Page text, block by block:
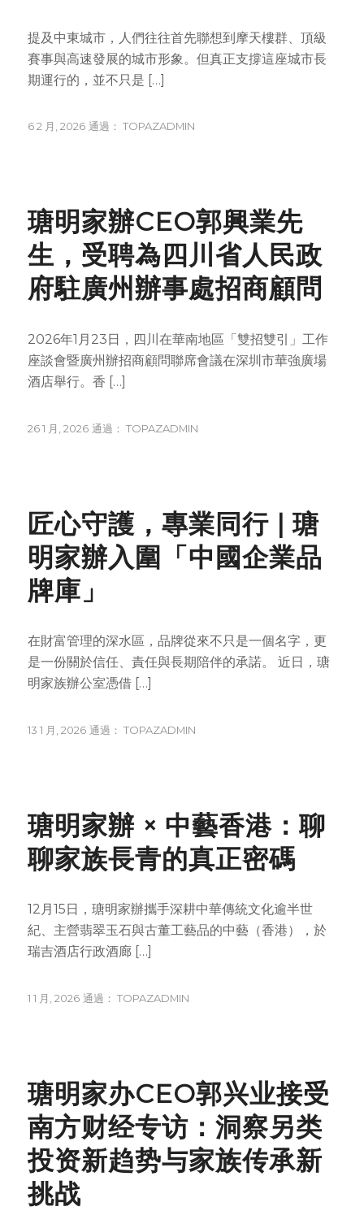
提及中東城市，人們往往首先聯想到摩天樓群、頂級
賽事與高速發展的城市形象。但真正支撐這座城市長
期運行的，並不只是 […]
6 2 月, 2026 通過： TOPAZADMIN
瑭明家辦CEO郭興業先
生，受聘為四川省人民政
府駐廣州辦事處招商顧問
2026年1月23日，四川在華南地區「雙招雙引」工作
座談會暨廣州辦招商顧問聯席會議在深圳市華強廣場
酒店舉行。香 […]
26 1 月, 2026 通過： TOPAZADMIN
匠心守護，專業同行 | 瑭
明家辦入圍「中國企業品
牌庫」
在財富管理的深水區，品牌從來不只是一個名字，更
是一份關於信任、責任與長期陪伴的承諾。 近日，瑭
明家族辦公室憑借 […]
13 1 月, 2026 通過： TOPAZADMIN
瑭明家辦 × 中藝香港：聊
聊家族長青的真正密碼
12月15日，瑭明家辦攜手深耕中華傳統文化逾半世
紀、主營翡翠玉石與古董工藝品的中藝（香港），於
瑞吉酒店行政酒廊 […]
1 1 月, 2026 通過： TOPAZADMIN
瑭明家办CEO郭兴业接受
南方财经专访：洞察另类
投资新趋势与家族传承新
挑战